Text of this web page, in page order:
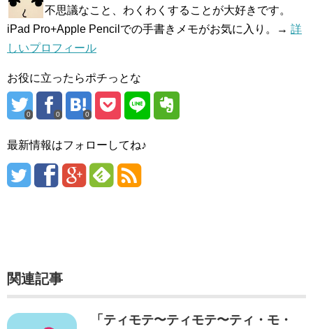
不思議なこと、わくわくすることが大好きです。
iPad Pro+Apple Pencilでの手書きメモがお気に入り。→ 詳
しいプロフィール
お役に立ったらポチっとな
0 0 0
最新情報はフォローしてね♪
関連記事
「ティモテ〜ティモテ〜ティ・モ・